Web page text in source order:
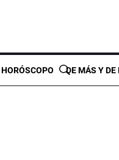
HORÓSCOPO DE MÁS Y DE